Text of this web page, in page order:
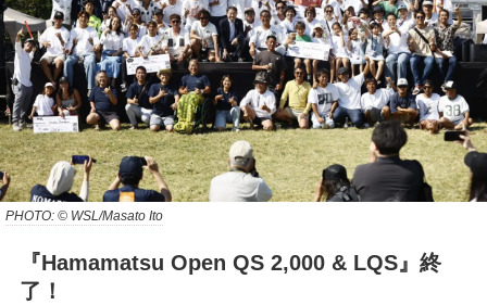
PHOTO: © WSL/Masato Ito
『Hamamatsu Open QS 2,000 & LQS』終
了！
S.ONE ショート＆ロング開幕戦・現地リポート（高
橋みなと）
ニュース
製品情報
特集
試合